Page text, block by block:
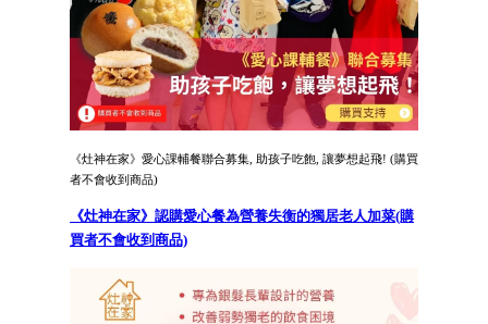
《灶神在家》愛心課輔餐聯合募集, 助孩子吃飽, 讓夢想起飛! (購買
者不會收到商品)
《灶神在家》認購愛心餐為營養失衡的獨居老人加菜(購
買者不會收到商品)